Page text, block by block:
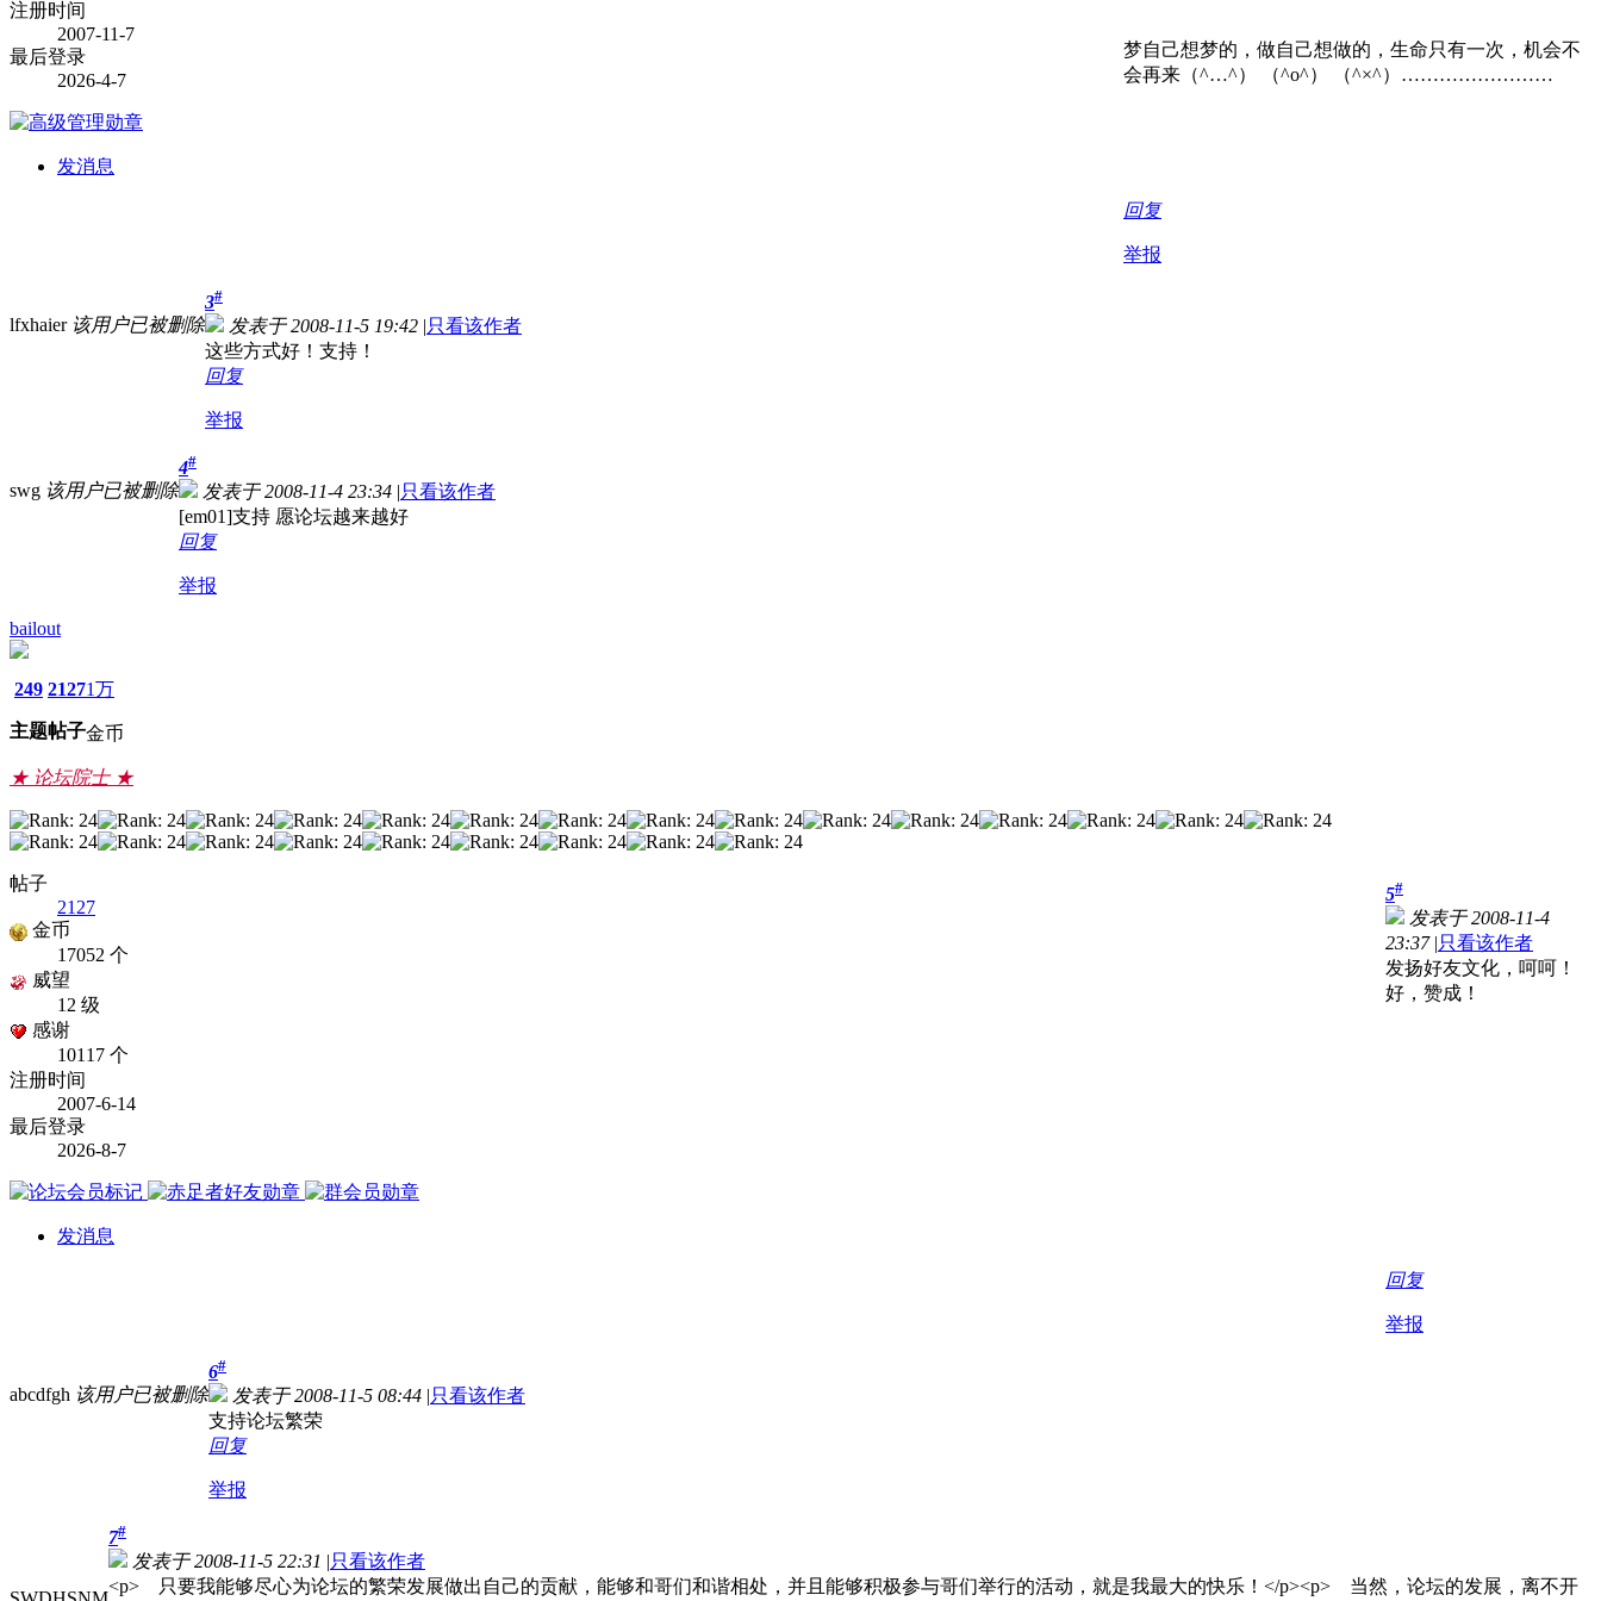
注册时间
2007-11-7
最后登录
2026-4-7
发消息
梦自己想梦的，做自己想做的，生命只有一次，机会不
会再来（^…^） （^o^） （^×^）……………………
回复
举报
lfxhaier 该用户已被删除
3#
发表于 2008-11-5 19:42 |只看该作者
这些方式好！支持！
回复
举报
swg 该用户已被删除
4#
发表于 2008-11-4 23:34 |只看该作者
[em01]支持 愿论坛越来越好
回复
举报
bailout
249
主题
2127
帖子
1万
金币
★ 论坛院士 ★
帖子
2127
金币
17052 个
威望
12 级
感谢
10117 个
注册时间
2007-6-14
最后登录
2026-8-7
发消息
5#
发表于 2008-11-4
23:37 |只看该作者
发扬好友文化，呵呵！
好，赞成！
回复
举报
abcdfgh 该用户已被删除
6#
发表于 2008-11-5 08:44 |只看该作者
支持论坛繁荣
回复
举报
7#
发表于 2008-11-5 22:31 |只看该作者
<p> 只要我能够尽心为论坛的繁荣发展做出自己的贡献，能够和哥们和谐相处，并且能够积极参与哥们举行的活动，就是我最大的快乐！</p><p> 当然，论坛的发展，离不开